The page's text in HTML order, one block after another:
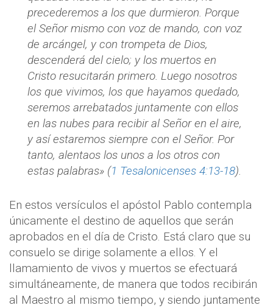
precederemos a los que durmieron. Porque
el Señor mismo con voz de mando, con voz
de arcángel, y con trompeta de Dios,
descenderá del cielo; y los muertos en
Cristo resucitarán primero. Luego nosotros
los que vivimos, los que hayamos quedado,
seremos arrebatados juntamente con ellos
en las nubes para recibir al Señor en el aire,
y así estaremos siempre con el Señor. Por
tanto, alentaos los unos a los otros con
estas palabras» (1 Tesalonicenses 4:13-18).
En estos versículos el apóstol Pablo contempla
únicamente el destino de aquellos que serán
aprobados en el día de Cristo. Está claro que su
consuelo se dirige solamente a ellos. Y el
llamamiento de vivos y muertos se efectuará
simultáneamente, de manera que todos recibirán
al Maestro al mismo tiempo, y siendo juntamente